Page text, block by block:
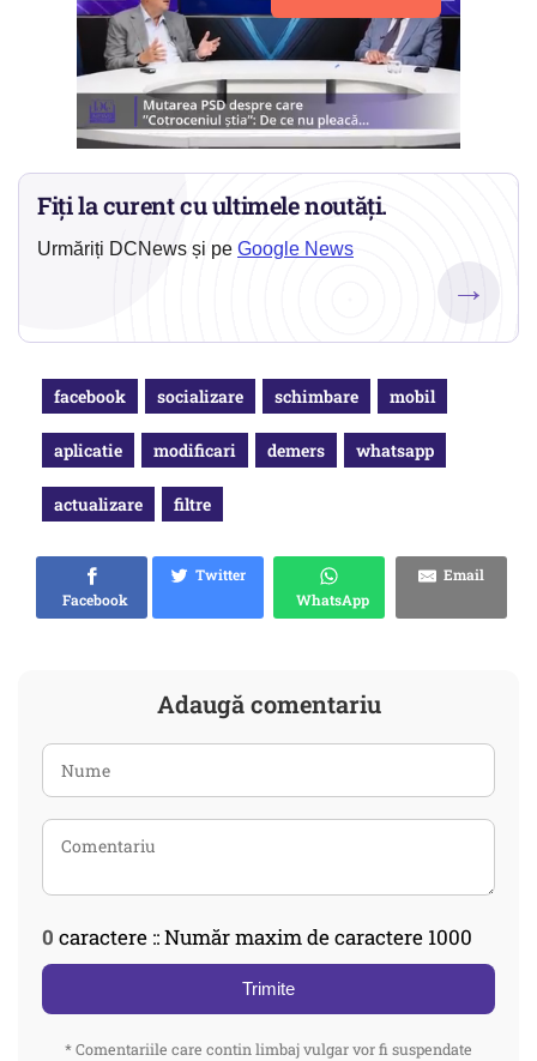
Fiți la curent cu ultimele noutăți.
Urmăriți DCNews și pe Google News
→
facebook socializare schimbare mobil
aplicatie modificari demers whatsapp
actualizare filtre
Facebook
Twitter
WhatsApp
Email
Adaugă comentariu
0 caractere :: Număr maxim de caractere 1000
Trimite
* Comentariile care contin limbaj vulgar vor fi suspendate